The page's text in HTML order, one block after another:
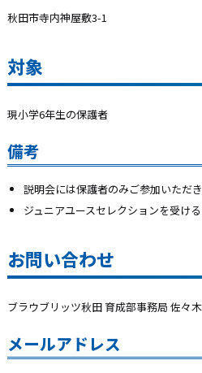
秋田市寺内神屋敷3-1
対象
現小学6年生の保護者
備考
説明会には保護者のみご参加いただ
ジュニアユースセレクションを受け
お問い合わせ
ブラウブリッツ秋田 育成部事務局 佐々木
メールアドレス